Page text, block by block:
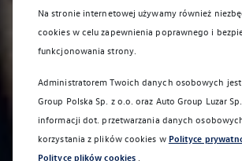
Na stronie internetowej używamy również
cookies w celu zapewnienia poprawnego i
funkcjonowania strony.
Administratorem Twoich danych osobowych
Group Polska Sp. z o.o. oraz Auto Group Luzar
informacji dot. przetwarzania danych
korzystania z plików cookies w Polityce
Polityce plików cookies